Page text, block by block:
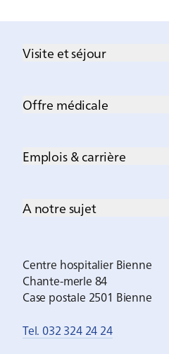
Visite et séjour
Offre médicale
Emplois & carrière
A notre sujet
Centre hospitalier Bienne
Chante-merle 84
Case postale 2501 Bienne
Tel. 032 324 24 24